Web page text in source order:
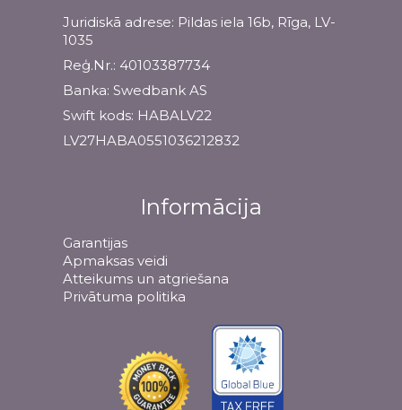
Juridiskā adrese: Pildas iela 16b, Rīga, LV-
1035
Reģ.Nr.: 40103387734
Banka: Swedbank AS
Swift kods: HABALV22
LV27HABA0551036212832
Informācija
Garantijas
Apmaksas veidi
Atteikums un atgriešana
Privātuma politika